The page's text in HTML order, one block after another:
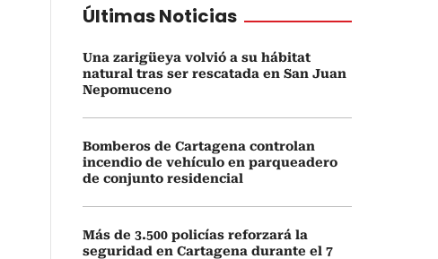
Últimas Noticias
Una zarigüeya volvió a su hábitat
natural tras ser rescatada en San Juan
Nepomuceno
Bomberos de Cartagena controlan
incendio de vehículo en parqueadero
de conjunto residencial
Más de 3.500 policías reforzará la
seguridad en Cartagena durante el 7